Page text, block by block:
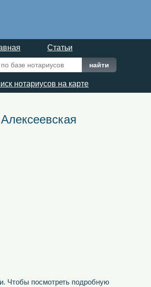
Статьи
нотариусов на карте
Чтобы посмотреть подробную